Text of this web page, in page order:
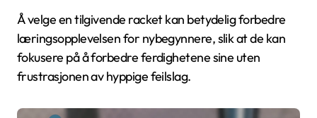
Å velge en tilgivende racket kan betydelig forbedre
læringsopplevelsen for nybegynnere, slik at de kan
fokusere på å forbedre ferdighetene sine uten
frustrasjonen av hyppige feilslag.